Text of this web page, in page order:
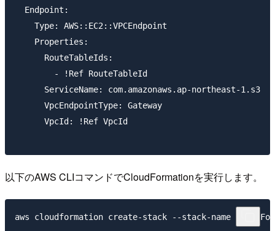
  Endpoint:
    Type: AWS::EC2::VPCEndpoint
    Properties:
      RouteTableIds:
        - !Ref RouteTableId
      ServiceName: com.amazonaws.ap-northeast-1.s3
      VpcEndpointType: Gateway
      VpcId: !Ref VpcId
以下のAWS CLIコマンドでCloudFormationを実行します。